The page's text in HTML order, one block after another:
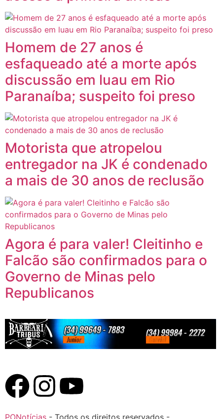
Homem de 27 anos é
esfaqueado até a morte após
discussão em luau em Rio
Paranaíba; suspeito foi preso
Motorista que atropelou
entregador na JK é condenado
a mais de 30 anos de reclusão
Agora é para valer! Cleitinho e
Falcão são confirmados para o
Governo de Minas pelo
Republicanos